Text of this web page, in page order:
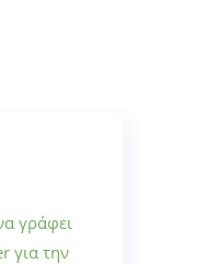
γράφει
για την